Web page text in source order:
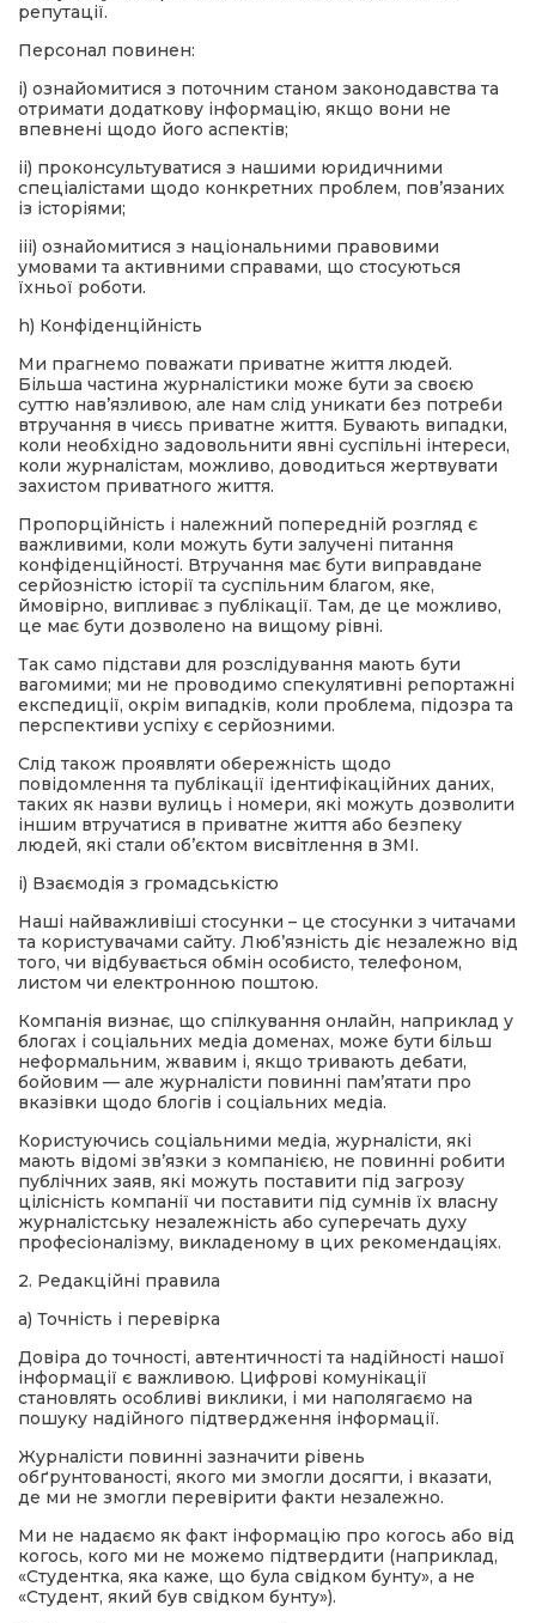
репутації.
Персонал повинен:
i) ознайомитися з поточним станом законодавства та
отримати додаткову інформацію, якщо вони не
впевнені щодо його аспектів;
ii) проконсультуватися з нашими юридичними
спеціалістами щодо конкретних проблем, пов’язаних
із історіями;
iii) ознайомитися з національними правовими
умовами та активними справами, що стосуються
їхньої роботи.
h) Конфіденційність
Ми прагнемо поважати приватне життя людей.
Більша частина журналістики може бути за своєю
суттю нав’язливою, але нам слід уникати без потреби
втручання в чиєсь приватне життя. Бувають випадки,
коли необхідно задовольнити явні суспільні інтереси,
коли журналістам, можливо, доводиться жертвувати
захистом приватного життя.
Пропорційність і належний попередній розгляд є
важливими, коли можуть бути залучені питання
конфіденційності. Втручання має бути виправдане
серйозністю історії та суспільним благом, яке,
ймовірно, випливає з публікації. Там, де це можливо,
це має бути дозволено на вищому рівні.
Так само підстави для розслідування мають бути
вагомими; ми не проводимо спекулятивні репортажні
експедиції, окрім випадків, коли проблема, підозра та
перспективи успіху є серйозними.
Слід також проявляти обережність щодо
повідомлення та публікації ідентифікаційних даних,
таких як назви вулиць і номери, які можуть дозволити
іншим втручатися в приватне життя або безпеку
людей, які стали об’єктом висвітлення в ЗМІ.
i) Взаємодія з громадськістю
Наші найважливіші стосунки – це стосунки з читачами
та користувачами сайту. Люб’язність діє незалежно від
того, чи відбувається обмін особисто, телефоном,
листом чи електронною поштою.
Компанія визнає, що спілкування онлайн, наприклад у
блогах і соціальних медіа доменах, може бути більш
неформальним, жвавим і, якщо тривають дебати,
бойовим — але журналісти повинні пам’ятати про
вказівки щодо блогів і соціальних медіа.
Користуючись соціальними медіа, журналісти, які
мають відомі зв’язки з компанією, не повинні робити
публічних заяв, які можуть поставити під загрозу
цілісність компанії чи поставити під сумнів їх власну
журналістську незалежність або суперечать духу
професіоналізму, викладеному в цих рекомендаціях.
2. Редакційні правила
a) Точність і перевірка
Довіра до точності, автентичності та надійності нашої
інформації є важливою. Цифрові комунікації
становлять особливі виклики, і ми наполягаємо на
пошуку надійного підтвердження інформації.
Журналісти повинні зазначити рівень
обґрунтованості, якого ми змогли досягти, і вказати,
де ми не змогли перевірити факти незалежно.
Ми не надаємо як факт інформацію про когось або від
когось, кого ми не можемо підтвердити (наприклад,
«Студентка, яка каже, що була свідком бунту», а не
«Студент, який був свідком бунту»).